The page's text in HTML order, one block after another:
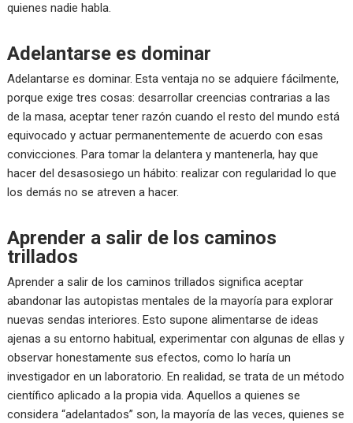
quienes nadie habla.
Adelantarse es dominar
Adelantarse es dominar. Esta ventaja no se adquiere fácilmente,
porque exige tres cosas: desarrollar creencias contrarias a las
de la masa, aceptar tener razón cuando el resto del mundo está
equivocado y actuar permanentemente de acuerdo con esas
convicciones. Para tomar la delantera y mantenerla, hay que
hacer del desasosiego un hábito: realizar con regularidad lo que
los demás no se atreven a hacer.
Aprender a salir de los caminos
trillados
Aprender a salir de los caminos trillados significa aceptar
abandonar las autopistas mentales de la mayoría para explorar
nuevas sendas interiores. Esto supone alimentarse de ideas
ajenas a su entorno habitual, experimentar con algunas de ellas y
observar honestamente sus efectos, como lo haría un
investigador en un laboratorio. En realidad, se trata de un método
científico aplicado a la propia vida. Aquellos a quienes se
considera “adelantados” son, la mayoría de las veces, quienes se